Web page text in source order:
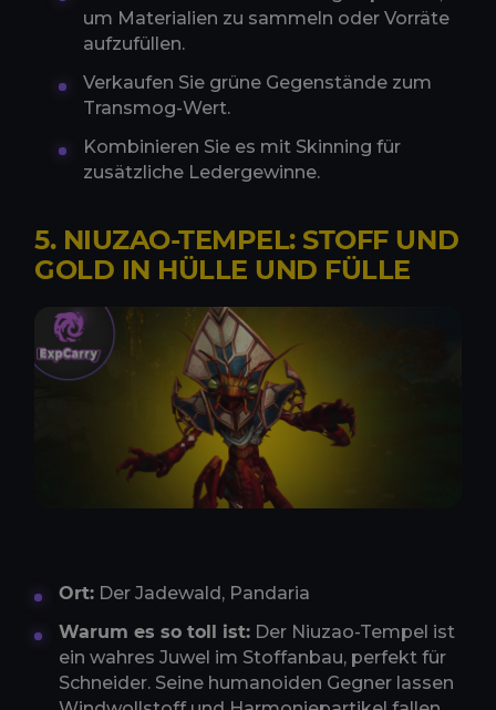
um Materialien zu sammeln oder Vorräte
aufzufüllen.
Verkaufen Sie grüne Gegenstände zum
Transmog-Wert.
Kombinieren Sie es mit Skinning für
zusätzliche Ledergewinne.
5. NIUZAO-TEMPEL: STOFF UND
GOLD IN HÜLLE UND FÜLLE
Ort: Der Jadewald, Pandaria
Warum es so toll ist: Der Niuzao-Tempel ist
ein wahres Juwel im Stoffanbau, perfekt für
Schneider. Seine humanoiden Gegner lassen